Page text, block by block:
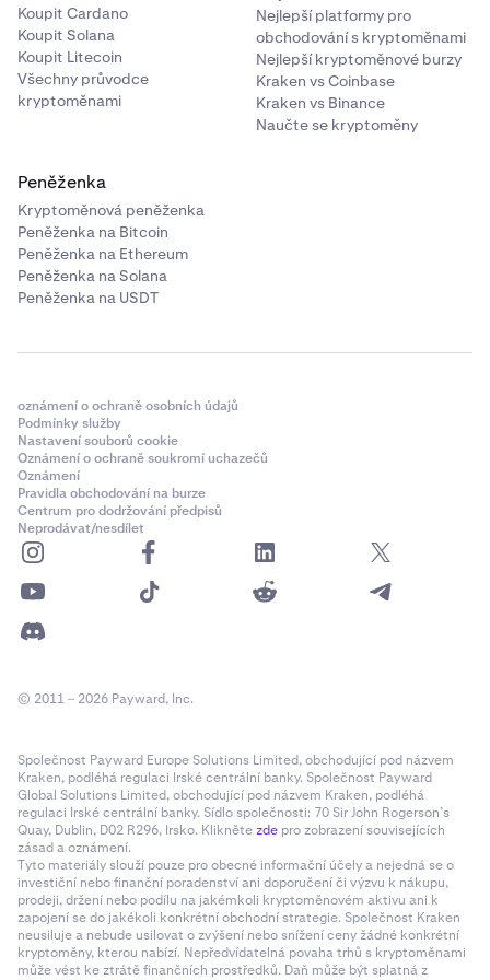
nákupní stranu.
Ask: Umístěte příkaz automatického připojení na
prodejní stranu.
Umístěte příkazy na nákupní i prodejní
Nezávislé
každou stranu.
„Metoda“ určuje umístění (cenovou nebo objemovou
úroveň), na které bude váš příkaz umístěn na straně,
kterou jste vybrali.
cenu.
Objem:Příkazy jsou umístěny na základě n-té
nejvyšší nebo nejnižší úrovně VAP. Například výběr
úrovně 4 u nákupního příkazu by umístil příkaz na 4.
nejvyšší objem.
Určuje konkrétní úroveň, na které bude
příkaz umístěn. Například výběr úrovně 4 u
výše uvedeným vybraným nastavením. Můžete zvolit
Před:Umístěte příkaz o zadaný počet úrovní před
vybranou úroveň.
Po:Umístěte příkaz o zadaný počet úrovní po
vybrané úrovni.
Úroveň offsetu (1-20):Nastavuje počet úrovní pro
offset. Například, pokud zvolíte úroveň 5 s offsetem
1 před, příkaz bude umístěn o jednu úroveň před 5.
Koupit Cardano
Koupit Solana
Koupit Litecoin
Všechny průvodce
kryptoměnami
Nejlepší platformy pro
obchodování s kryptoměnami
Nejlepší kryptoměnové burzy
Kraken vs Coinbase
Kraken vs Binance
Naučte se kryptoměny
Peněženka
Kryptoměnová peněženka
Peněženka na Bitcoin
Peněženka na Ethereum
Peněženka na Solana
Peněženka na USDT
oznámení o ochraně osobních údajů
Podmínky služby
Nastavení souborů cookie
Oznámení o ochraně soukromí uchazečů
Oznámení
Pravidla obchodování na burze
Centrum pro dodržování předpisů
Neprodávat/nesdílet
© 2011 – 2026 Payward, Inc.
Společnost Payward Europe Solutions Limited, obchodující pod názvem
Kraken, podléhá regulaci Irské centrální banky. Společnost Payward
Global Solutions Limited, obchodující pod názvem Kraken, podléhá
regulaci Irské centrální banky. Sídlo společnosti: 70 Sir John Rogerson’s
Quay, Dublin, D02 R296, Irsko. Kliknětezde pro zobrazení souvisejících
zásad a oznámení.
Tyto materiály slouží pouze pro obecné informační účely a nejedná se o
investiční nebo finanční poradenství ani doporučení či výzvu k nákupu,
prodeji, držení nebo podílu na jakémkoli kryptoměnovém aktivu ani k
zapojení se do jakékoli konkrétní obchodní strategie. Společnost Kraken
neusiluje a nebude usilovat o zvýšení nebo snížení ceny žádné konkrétní
kryptoměny, kterou nabízí. Nepředvídatelná povaha trhů s kryptoměnami
může vést ke ztrátě finančních prostředků. Daň může být splatná z